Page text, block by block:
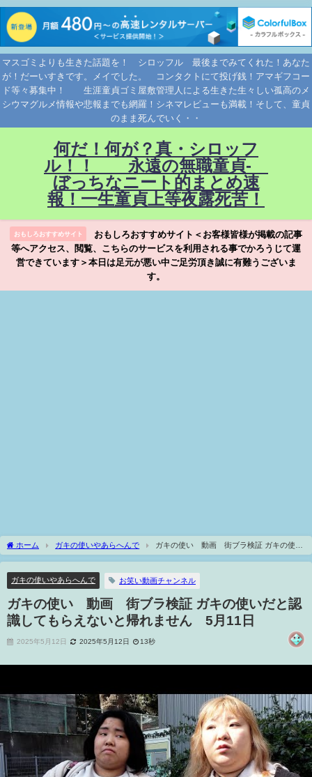
マスゴミよりも生きた話題を！ シロッフル 最後までみてくれた！あなた
が！だーいすきです。メイでした。 コンタクトにて投げ銭！アマギフコー
ド等々募集中！ 生涯童貞ゴミ屋敷管理人による生きた生々しい孤高のメ
シウマグルメ情報や悲報までも網羅！シネマレビューも満載！そして、童貞
のまま死んでいく・・
何だ！何が？真・シロッフ
ル！！ 永遠の無職童貞-
ぼっちなニート的まとめ速
報！一生童貞上等夜露死苦！
おもしろおすすめサイト
おもしろおすすめサイト＜お客様皆様が掲載の記事
等へアクセス、閲覧、こちらのサービスを利用される事でかろうじて運
営できています＞本日は足元が悪い中ご足労頂き誠に有難うございま
す。
ホーム ガキの使いやあらへんで
ガキの使い 動画 街ブラ検証 ガキの使い
だと認識してもらえないと帰れません 5月11日
ガキの使いやあらへんで お笑い動画チャンネル
ガキの使い 動画 街ブラ検証 ガキの使いだと認
識してもらえないと帰れません 5月11日
2025年5月12日 2025年5月12日 13秒